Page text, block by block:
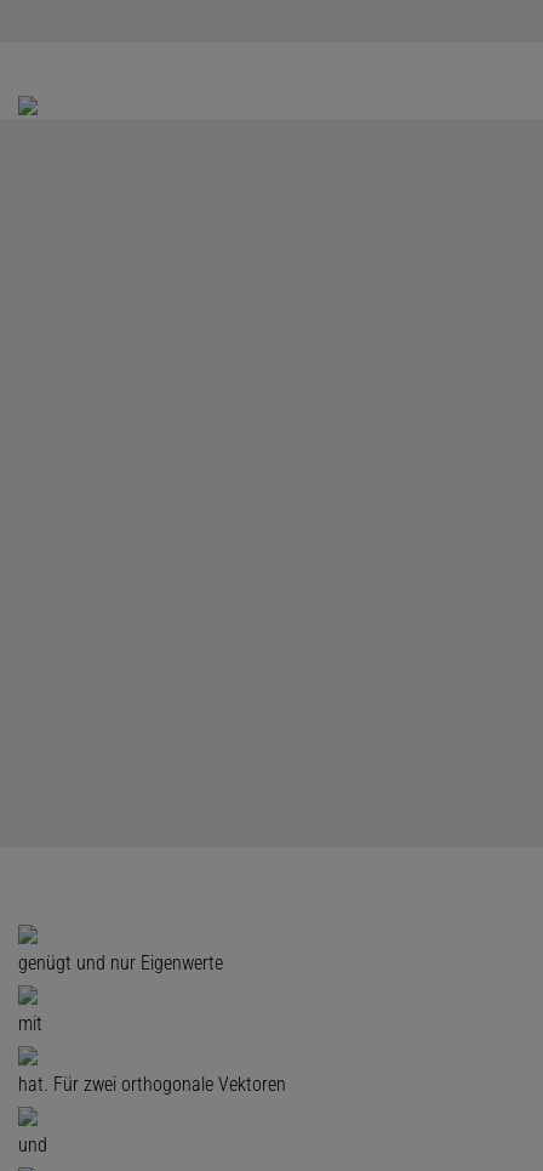
genügt und nur Eigenwerte
mit
hat. Für zwei orthogonale Vektoren
und